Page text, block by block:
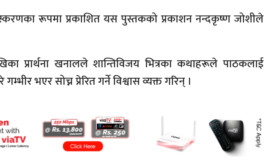
रूपमा प्रकाशित यस पुस्तकको प्रकाशन नन्दकृष्ण जोशीले
प्रार्थना खनालले शान्तिविजय भित्रका कथाहरूले पाठकलाई
भएर सोच्न प्रेरित गर्ने विश्वास व्यक्त गरिन् ।